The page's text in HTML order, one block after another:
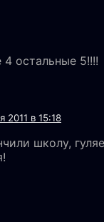
4 остальные 5!!!!
2011 в 15:18
школу,